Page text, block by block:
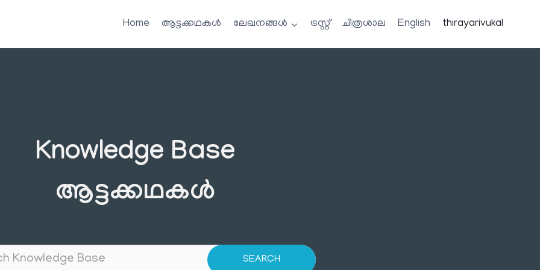
Home ആട്ടക്കഥകൾ ലേഖനങ്ങൾ ട്രസ്റ്റ് ചിത്രശാല English thirayarivukal
Knowledge Base
ആട്ടക്കഥകൾ